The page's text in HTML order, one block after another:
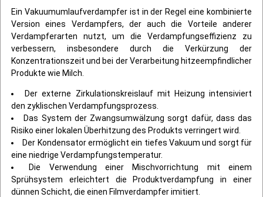
Ein Vakuumumlaufverdampfer ist in der Regel eine kombinierte
Version eines Verdampfers, der auch die Vorteile anderer
Verdampferarten nutzt, um die Verdampfungseffizienz zu
verbessern, insbesondere durch die Verkürzung der
Konzentrationszeit und bei der Verarbeitung hitzeempfindlicher
Produkte wie Milch.
Der externe Zirkulationskreislauf mit Heizung intensiviert
den zyklischen Verdampfungsprozess.
Das System der Zwangsumwälzung sorgt dafür, dass das
Risiko einer lokalen Überhitzung des Produkts verringert wird.
Der Kondensator ermöglicht ein tiefes Vakuum und sorgt für
eine niedrige Verdampfungstemperatur.
Die Verwendung einer Mischvorrichtung mit einem
Sprühsystem erleichtert die Produktverdampfung in einer
dünnen Schicht, die einen Filmverdampfer imitiert.